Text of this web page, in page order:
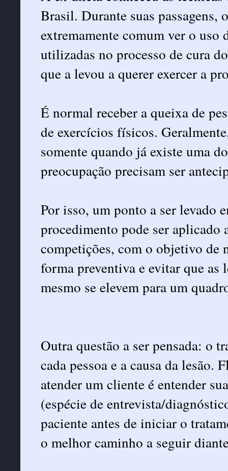
Brasil. Durante suas passagens,
extremamente comum ver o uso
utilizadas no processo de cura
que a levou a querer exercer a
É normal receber a queixa de
de exercícios físicos.
somente quando já existe uma
preocupação precisam ser
Por isso, um ponto a ser levado
procedimento pode ser aplicado
competições, com o objetivo de
forma preventiva e evitar que as
mesmo se elevem para um
Outra questão a ser pensada: o
cada pessoa e a causa da
atender um cliente é entender
(espécie de entrevista/
paciente antes de iniciar o
o melhor caminho a seguir